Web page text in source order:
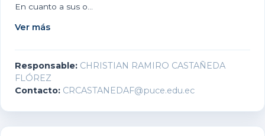
En cuanto a sus o...
Ver más
Responsable: CHRISTIAN RAMIRO CASTAÑEDA
FLÓREZ
Contacto: CRCASTANEDAF@puce.edu.ec